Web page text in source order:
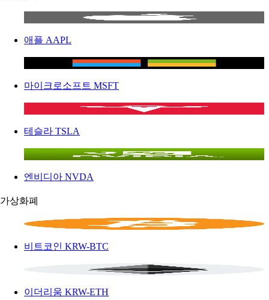
애플 AAPL
마이크로소프트 MSFT
테슬라 TSLA
엔비디아 NVDA
가상화폐
비트코인 KRW-BTC
이더리움 KRW-ETH